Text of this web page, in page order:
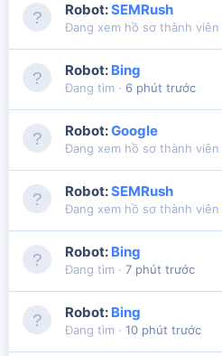
Robot:SEMRush
Đang xem hồ sơ thành viên
Robot: Bing
Đang tìm 6 phút trước
Robot:Google
Đang xem hồ sơ thành viên
Robot:SEMRush
Đang xem hồ sơ thành viên
Robot: Bing
Đang tìm 7 phút trước
Robot: Bing
Đang tìm 10 phút trước